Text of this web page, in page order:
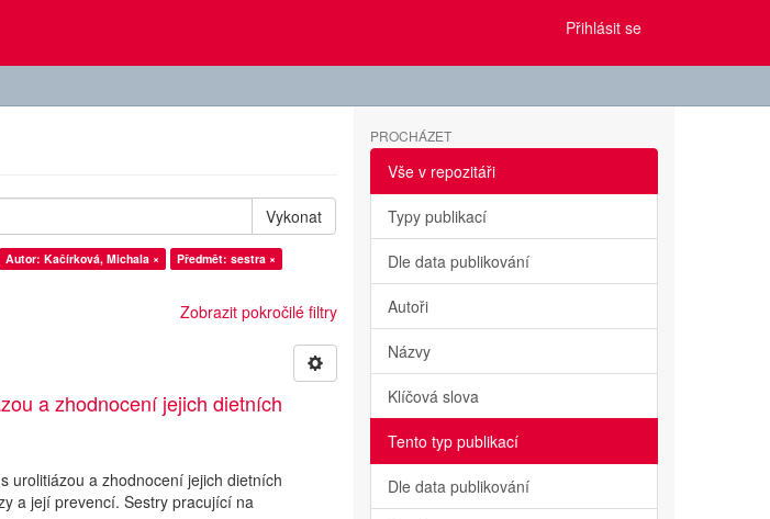
Přihlásit se
Vykonat
Autor: Kačírková, Michala ×
Předmět: sestra ×
Zobrazit pokročilé filtry
a zhodnocení jejich dietních
urolitiázou a zhodnocení jejich dietních
a její prevencí. Sestry pracující na
PROCHÁZET
Vše v repozitáři
Typy publikací
Dle data publikování
Autoři
Názvy
Klíčová slova
Tento typ publikací
Dle data publikování